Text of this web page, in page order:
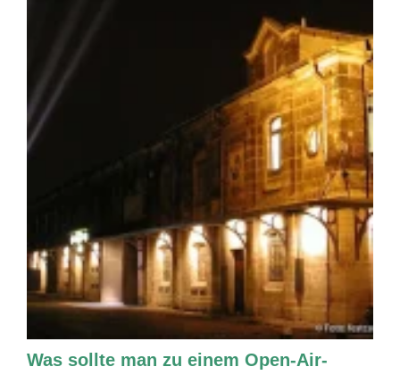
Was sollte man zu einem Open-Air-